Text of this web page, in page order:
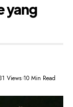
yang
Views 10 Min Read